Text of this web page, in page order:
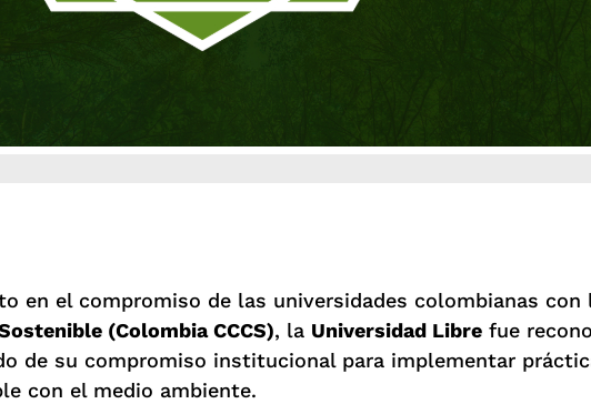
en el compromiso de las universidades colombianas
(Colombia CCCS), la Universidad Libre fue
de su compromiso institucional para implementar
con el medio ambiente.